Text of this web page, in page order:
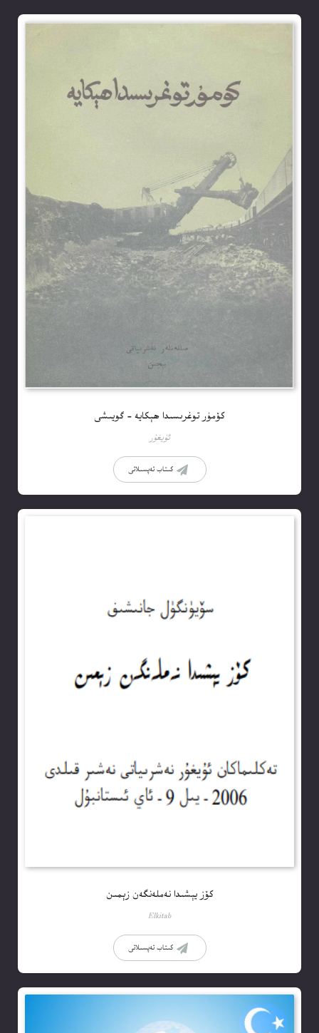
كۆمۈر توغرىسىدا ھېكايە – گويىشى
ئۇيغۇر
كىتاب تەپسىلاتى
كۆز يېشىدا نەملەنگەن زېمىن
Elkitab
كىتاب تەپسىلاتى